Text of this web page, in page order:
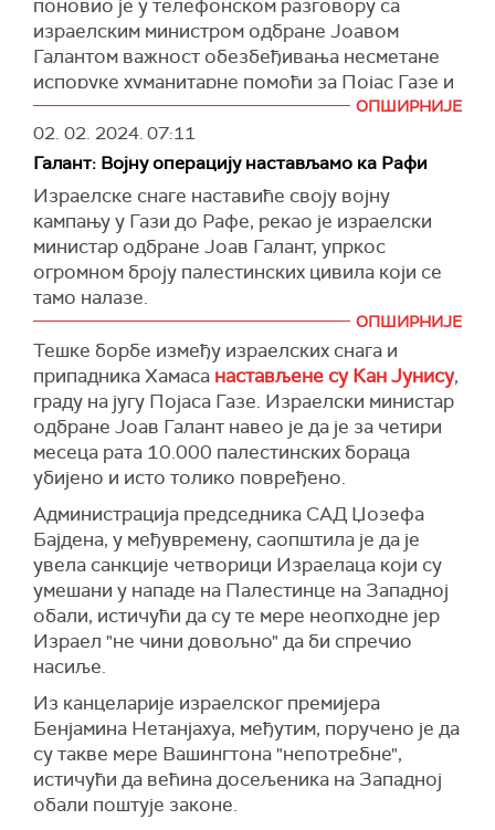
поновио је у телефонском разговору са
израелским министром одбране Јоавом
Галантом важност обезбеђивања несметане
испоруке хуманитарне помоћи за Појас Газе и
захвалио Галанту на његовим напорима да се
оствари тај заједнички циљ, саопштио је
Пентагон.
У саопштењу се наводи да су Остин и Галант у
четвртак разговарали о преласку Израела на
операције ниског интензитета у Појасу Газе,
подршци дипломатском решењу за сукоб дуж
израелско-либанске границе и о стабилности
на окупираној Западној обали.
Остин и Галант су разговарали и о претњама
америчким снагама које су распоређене у
региону Блиског истока.
Галант је изразио саучешће због погибије три
америчка војника у нападу дроном у Јордану,
наведено је у саопштењу.
САД верују да је дрон којим је извршен напад
на америчку базу у Јордану током викенда, а у
којем су три америчка војника погинула и
више од 40 рањено, произведен у Ирану,
рекла су четири неименована америчка
званичника за
(Reuters)
ОПШИРНИЈЕ
02. 02. 2024.07:11
Галант: Војну операцију настављамо ка Рафи
Израелске снаге наставиће своју војну
кампању у Гази до Рафе, рекао је израелски
министар одбране Јоав Галант, упркос
огромном броју палестинских цивила који се
тамо налазе.
Икс (Твитер)Галант је
навео да је бригада Хамаса у Кан Јунису
распуштена и да ће војска тамо завршити своју
мисију и наставити до Рафе.
Велики притисак који наше снаге врше на мете
Хамаса приближава нас повратку отетих.
Наставићемо до краја, нема другог пута,
истакао је Галант.
Израелске снаге су континуирано шириле
своју кампању на југ на енклаве где су раније
упућивале Палестинце да се склоне ради
своје безбедности.
Рафа је најјужнији град у Гази, а египатске
власти су још на почетку сукоба поручиле да
неће омогућити масовни прихват избеглица.
Осамдесет пет одсто од 2,2 милиона
становника Газе већ је расељено, а у Рафи,
која је већ пренасељена, налази се више од
ОПШИРНИЈЕ
Тешке борбе између израелских снага и
припадника Хамаса настављене су Кан Јунису,
граду на југу Појаса Газе. Израелски министар
одбране Јоав Галант навео је да је за четири
месеца рата 10.000 палестинских бораца
убијено и исто толико повређено.
Администрација председника САД Џозефа
Бајдена, у међувремену, саопштила је да је
увела санкције четворици Израелаца који су
умешани у нападе на Палестинце на Западној
обали, истичући да су те мере неопходне јер
Израел "не чини довољно" да би спречио
насиље.
Из канцеларије израелског премијера
Бенјамина Нетанјахуа, међутим, поручено је да
су такве мере Вашингтона "непотребне",
истичући да већина досељеника на Западној
обали поштује законе.